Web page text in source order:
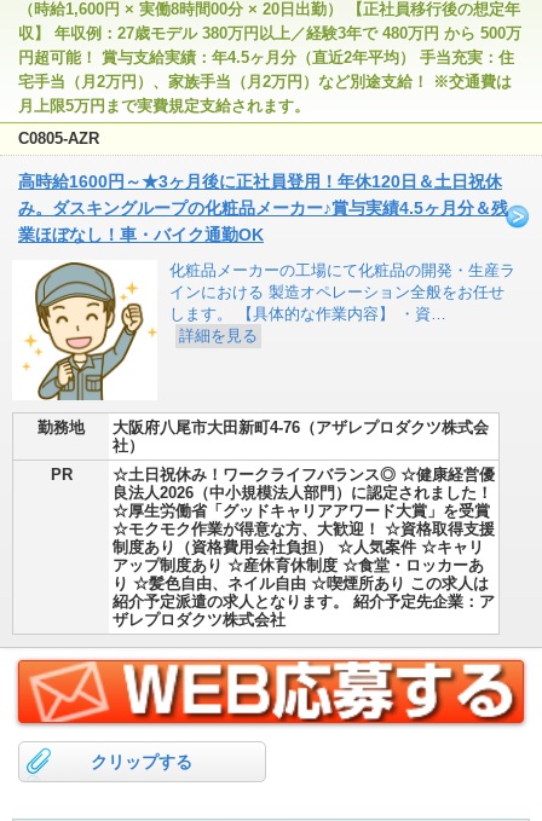
（時給1,600円 × 実働8時間00分 × 20日出勤） 【正社員移行後の想定年
収】 年収例：27歳モデル 380万円以上／経験3年で 480万円 から 500万
円超可能！ 賞与支給実績：年4.5ヶ月分（直近2年平均） 手当充実：住
宅手当（月2万円）、家族手当（月2万円）など別途支給！ ※交通費は
月上限5万円まで実費規定支給されます。
C0805-AZR
高時給1600円～★3ヶ月後に正社員登用！年休120日＆土日祝休
み。ダスキングループの化粧品メーカー♪賞与実績4.5ヶ月分＆残
業ほぼなし！車・バイク通勤OK
化粧品メーカーの工場にて化粧品の開発・生産ラ
インにおける 製造オペレーション全般をお任せ
します。 【具体的な作業内容】 ・資…
詳細を見る
勤務地
大阪府八尾市大田新町4-76（アザレプロダクツ株式会
社）
PR
☆土日祝休み！ワークライフバランス◎ ☆健康経営優
良法人2026（中小規模法人部門）に認定されました！
☆厚生労働省「グッドキャリアアワード大賞」を受賞
☆モクモク作業が得意な方、大歓迎！ ☆資格取得支援
制度あり（資格費用会社負担） ☆人気案件 ☆キャリ
アップ制度あり ☆産休育休制度 ☆食堂・ロッカーあ
り ☆髪色自由、ネイル自由 ☆喫煙所あり この求人は
紹介予定派遣の求人となります。 紹介予定先企業：ア
ザレプロダクツ株式会社
クリップする